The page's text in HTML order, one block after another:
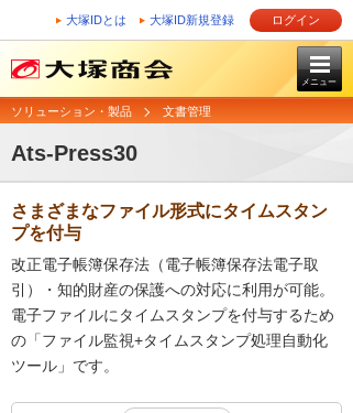
大塚IDとは 大塚ID新規登録 ログイン
メニュー
ソリューション・製品 文書管理
Ats-Press30
さまざまなファイル形式にタイムスタン
プを付与
改正電子帳簿保存法（電子帳簿保存法電子取
引）・知的財産の保護への対応に利用が可能。
電子ファイルにタイムスタンプを付与するため
の「ファイル監視+タイムスタンプ処理自動化
ツール」です。